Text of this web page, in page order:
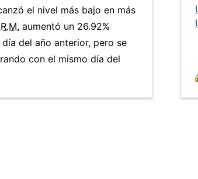
el nivel más bajo en más
aumentó un 26.92%
del año anterior, pero se
con el mismo día del